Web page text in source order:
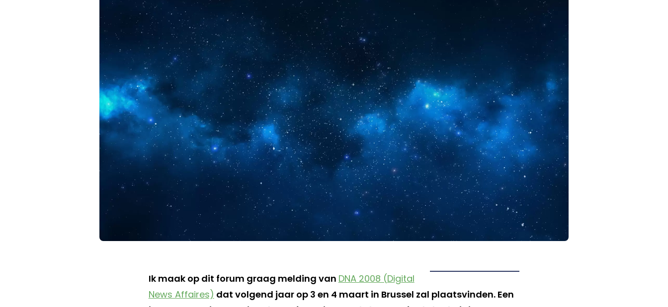
Ik maak op dit forum graag melding van DNA 2008 (Digital
News Affaires) dat volgend jaar op 3 en 4 maart in Brussel zal plaatsvinden. Een